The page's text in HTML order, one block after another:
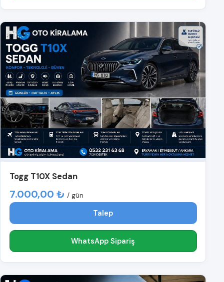
Togg T10X Sedan
7.000,00 ₺ / gün
Talep
WhatsApp Sipariş